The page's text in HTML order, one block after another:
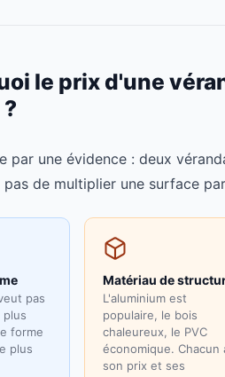
le prix d'une
par une évidence : deux
de multiplier une surface
pas
forme
plus
Matériau de
L'aluminium est
populaire, le bois
chaleureux, le PVC
économique. Chacun
son prix et ses